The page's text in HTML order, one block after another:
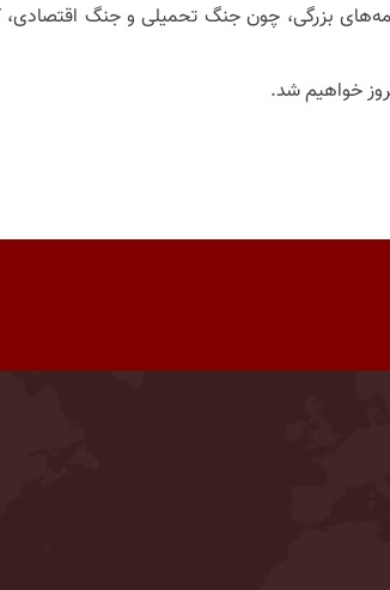
بزرگی، چون جنگ تحمیلی و جنگ اقتصادی،
خواهیم شد.